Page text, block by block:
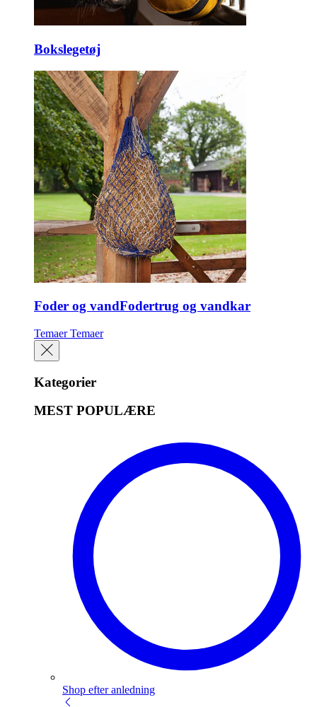
Bokslegetøj
Foder og vandFodertrug og vandkar
Temaer Temaer
Kategorier
MEST POPULÆRE
Shop efter anledning